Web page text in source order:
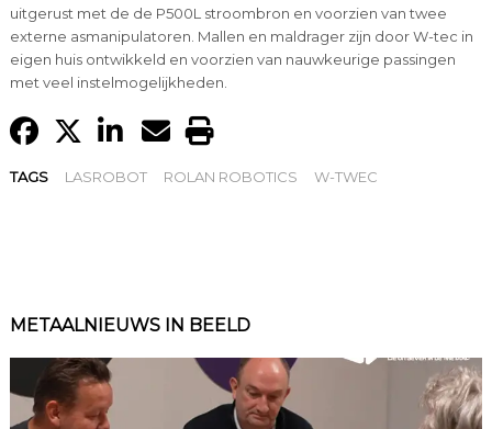
uitgerust met de de P500L stroombron en voorzien van twee
externe asmanipulatoren. Mallen en maldrager zijn door W-tec in
eigen huis ontwikkeld en voorzien van nauwkeurige passingen
met veel instelmogelijkheden.
TAGS LASROBOT ROLAN ROBOTICS W-TWEC
METAALNIEUWS IN BEELD